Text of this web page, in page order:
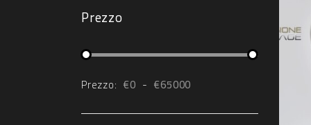
Prezzo
Prezzo: €0 - €65000